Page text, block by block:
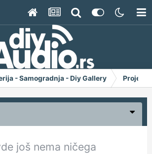
- Samogradnja - Diy Gallery Project
još nema ničega